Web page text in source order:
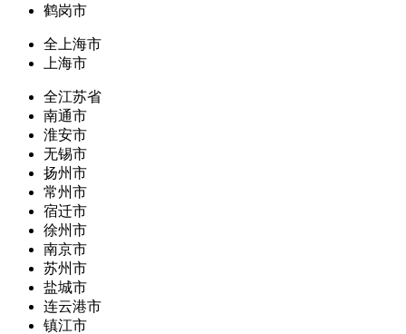
鹤岗市
全上海市
上海市
全江苏省
南通市
淮安市
无锡市
扬州市
常州市
宿迁市
徐州市
南京市
苏州市
盐城市
连云港市
镇江市